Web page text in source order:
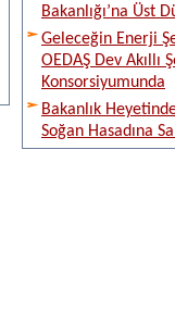
Bakanlığı’na Üst
Geleceğin Enerji
OEDAŞ Dev Akıllı
Konsorsiyumunda
Bakanlık
Soğan Hasadına